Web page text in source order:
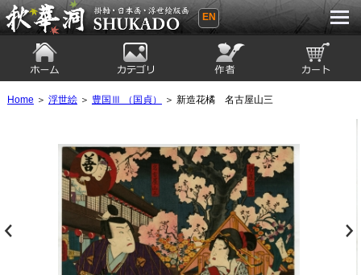
秋華洞 SHUKADO 掛軸・日本画・浮世
EN
Home ＞ 浮世絵＞ 豊国Ⅲ （国貞） ＞ 新造花橘 名古屋山三